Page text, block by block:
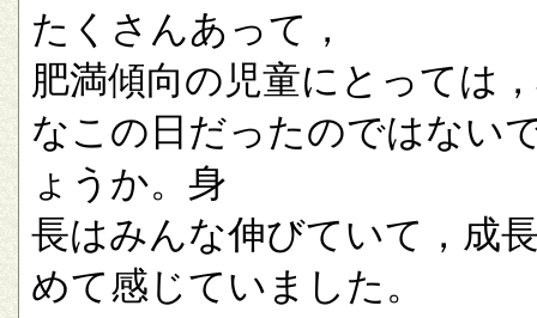
たくさんあって，
肥満傾向の児童にとっては
なこの日だったのではない
ょうか。身
長はみんな伸びていて，成
めて感じていました。